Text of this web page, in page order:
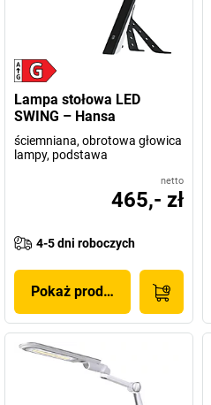
Lampa stołowa LED
SWING – Hansa
ściemniana, obrotowa głowica
lampy, podstawa
netto
465,- zł
4-5 dni roboczych
Pokaż produkt